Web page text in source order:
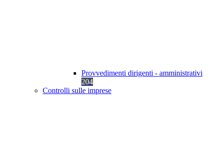
Provvedimenti dirigenti - amministrativi
204
Controlli sulle imprese